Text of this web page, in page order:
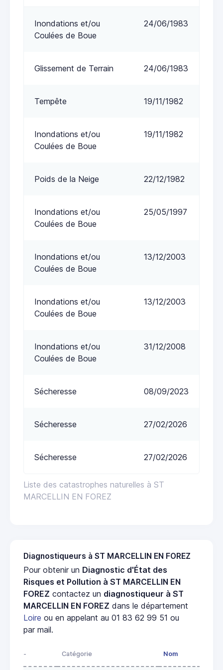
Liste des catastrophes naturelles à ST
MARCELLIN EN FOREZ
Inondations et/ou
Coulées de Boue
24/06/1983
Glissement de Terrain 24/06/1983
Tempête 19/11/1982
Inondations et/ou
Coulées de Boue
19/11/1982
Poids de la Neige 22/12/1982
Inondations et/ou
Coulées de Boue
25/05/1997
Inondations et/ou
Coulées de Boue
13/12/2003
Inondations et/ou
Coulées de Boue
13/12/2003
Inondations et/ou
Coulées de Boue
31/12/2008
Sécheresse 08/09/2023
Sécheresse 27/02/2026
Sécheresse 27/02/2026
Diagnostiqueurs à ST MARCELLIN EN FOREZ
Pour obtenir un Diagnostic d'État des
Risques et Pollution à ST MARCELLIN EN
FOREZ contactez un diagnostiqueur à ST
MARCELLIN EN FOREZ dans le département
Loire ou en appelant au 01 83 62 99 51 ou
par mail.
- Catégorie Nom